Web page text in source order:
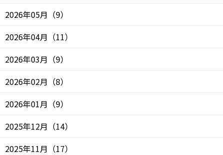
2026年05月 （9）
2026年04月 （11）
2026年03月 （9）
2026年02月 （8）
2026年01月 （9）
2025年12月 （14）
2025年11月 （17）